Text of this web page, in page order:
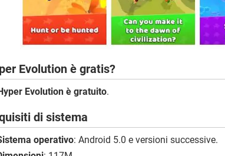
Evolution è gratis?
Evolution è gratuito.
di sistema
operativo: Android 5.0 e versioni successive.